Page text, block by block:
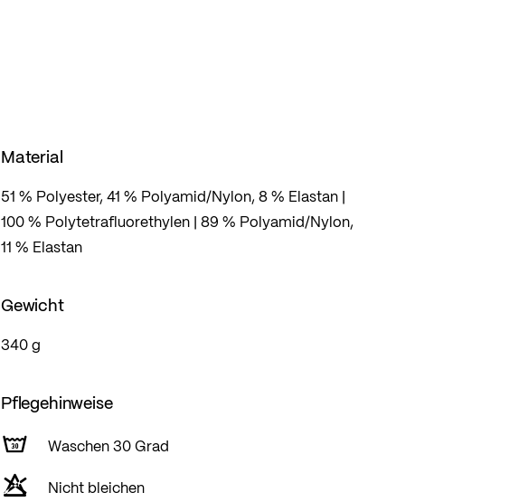
Material
51 % Polyester, 41 % Polyamid/Nylon, 8 % Elastan |
100 % Polytetrafluorethylen | 89 % Polyamid/Nylon,
11 % Elastan
Gewicht
340 g
Pflegehinweise
Waschen 30 Grad
Nicht bleichen